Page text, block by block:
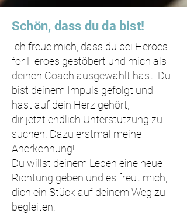
Schön, dass du da bist!
Ich freue mich, dass du bei Heroes
for Heroes gestöbert und mich als
deinen Coach ausgewählt hast. Du
bist deinem Impuls gefolgt und
hast auf dein Herz gehört,
dir jetzt endlich Unterstützung zu
suchen. Dazu erstmal meine
Anerkennung!
Du willst deinem Leben eine neue
Richtung geben und es freut mich,
dich ein Stück auf deinem Weg zu
begleiten.